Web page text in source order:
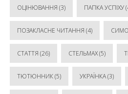
ОЦІНЮВАННЯ (3) ПАПКА УСПІХУ
ПОЗАКЛАСНЕ ЧИТАННЯ (4)
СТАТТЯ (26) СТЕЛЬМАХ(5)
ТЮТЮННИК(5) УКРАЇНКА(3)